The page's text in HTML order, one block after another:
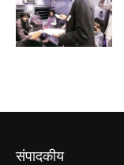
संपादकीय